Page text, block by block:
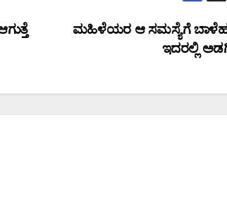
ಮಹಿಳೆಯರ ಆ ಸಮಸ್ಯೆಗೆ
ಇದರಲ್ಲಿ